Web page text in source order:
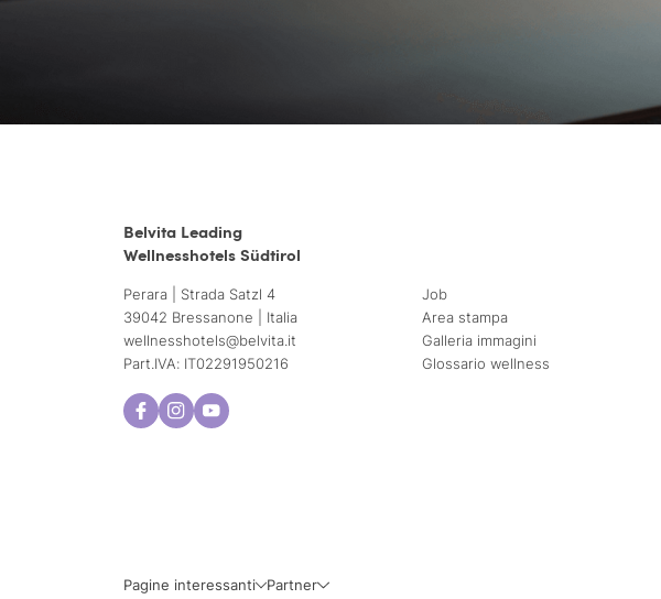
Belvita Leading
Wellnesshotels Südtirol
Perara | Strada Satzl 4
39042 Bressanone | Italia
wellnesshotels@belvita.it
Part.IVA: IT02291950216
Job
Area stampa
Galleria immagini
Glossario wellness
Pagine interessanti Partner